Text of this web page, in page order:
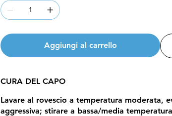
Aggiungi al carrello
CURA DEL CAPO
Lavare al rovescio a temperatura moderata,
aggressiva; stirare a bassa/media